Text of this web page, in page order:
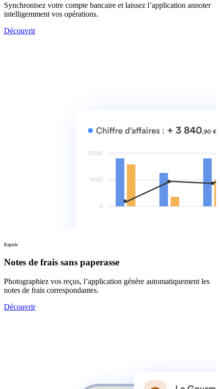
Synchronisez votre compte bancaire et laissez l’application annoter
intelligemment vos opérations.
Découvrir
Rapide
Notes de frais sans paperasse
Photographiez vos reçus, l’application génère automatiquement les
notes de frais correspondantes.
Découvrir